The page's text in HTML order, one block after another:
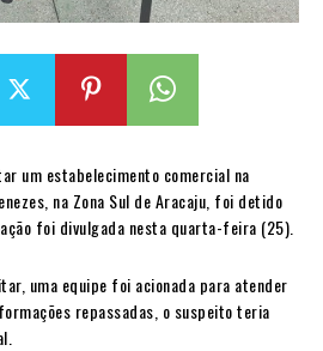
um estabelecimento comercial na
na Zona Sul de Aracaju, foi detido
foi divulgada nesta quarta-feira (25).
uma equipe foi acionada para atender
repassadas, o suspeito teria